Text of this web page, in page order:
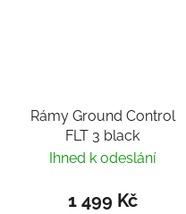
Rámy Ground Control
FLT 3 black
Ihned k odeslání
1 499 Kč